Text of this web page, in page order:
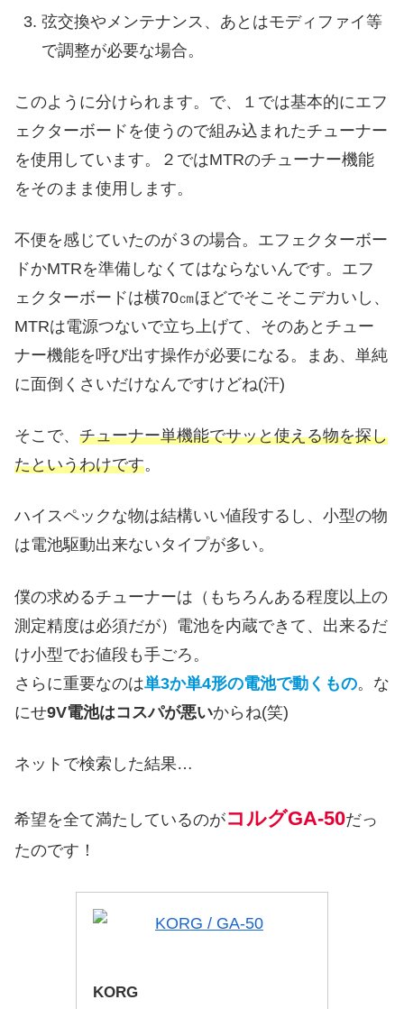
弦交換やメンテナンス、あとはモディファイ等
で調整が必要な場合。
このように分けられます。で、１では基本的にエフ
ェクターボードを使うので組み込まれたチューナー
を使用しています。２ではMTRのチューナー機能
をそのまま使用します。
不便を感じていたのが３の場合。エフェクターボー
ドかMTRを準備しなくてはならないんです。エフ
ェクターボードは横70㎝ほどでそこそこデカいし、
MTRは電源つないで立ち上げて、そのあとチュー
ナー機能を呼び出す操作が必要になる。まあ、単純
に面倒くさいだけなんですけどね(汗)
そこで、 チューナー単機能でサッと使える物を探し
たというわけです。
ハイスペックな物は結構いい値段するし、小型の物
は電池駆動出来ないタイプが多い。
僕の求めるチューナーは（もちろんある程度以上の
測定精度は必須だが）電池を内蔵できて、出来るだ
け小型でお値段も手ごろ。
さらに重要なのは単3か単4形の電池で動くもの。な
にせ9V電池はコスパが悪いからね(笑)
ネットで検索した結果…
希望を全て満たしているのがコルグGA-50だっ
たのです！
KORG